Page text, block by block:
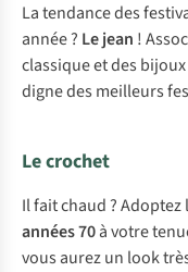
La tendance des
année ? Le jean !
classique et des
digne des meilleurs
Le crochet
Il fait chaud ? Adoptez
années 70à votre
vous aurez un look